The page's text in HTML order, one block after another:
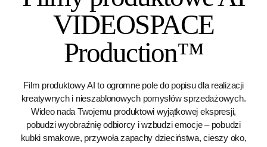
VIDEOSPACE
Production™
Film produktowy AIto ogromne pole do popisu dla realizacji
kreatywnych i nieszablonowych pomysłów sprzedażowych.
Wideo nada Twojemu produktowi wyjątkowej ekspresji,
pobudzi wyobraźnię odbiorcy i wzbudzi emocje – pobudzi
kubki smakowe, przywoła zapachy dzieciństwa, cieszy oko,